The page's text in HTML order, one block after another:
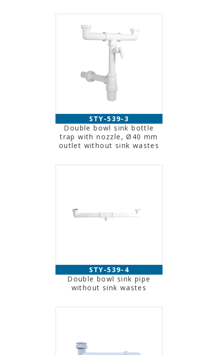
STY-539-3
Double bowl sink bottle
trap with nozzle, Ø40 mm
outlet without sink wastes
STY-539-4
Double bowl sink pipe
without sink wastes